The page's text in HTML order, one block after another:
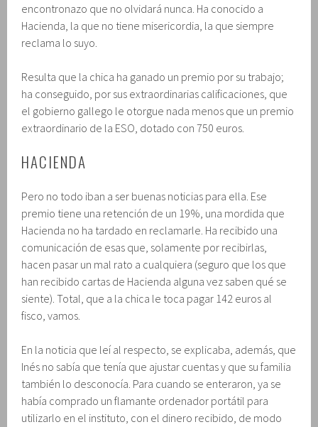
encontronazo que no olvidará nunca. Ha conocido a
Hacienda, la que no tiene misericordia, la que siempre
reclama lo suyo.
Resulta que la chica ha ganado un premio por su trabajo;
ha conseguido, por sus extraordinarias calificaciones, que
el gobierno gallego le otorgue nada menos que un premio
extraordinario de la ESO, dotado con 750 euros.
HACIENDA
Pero no todo iban a ser buenas noticias para ella. Ese
premio tiene una retención de un 19%, una mordida que
Hacienda no ha tardado en reclamarle. Ha recibido una
comunicación de esas que, solamente por recibirlas,
hacen pasar un mal rato a cualquiera (seguro que los que
han recibido cartas de Hacienda alguna vez saben qué se
siente). Total, que a la chica le toca pagar 142 euros al
fisco, vamos.
En la noticia que leí al respecto, se explicaba, además, que
Inés no sabía que tenía que ajustar cuentas y que su familia
también lo desconocía. Para cuando se enteraron, ya se
había comprado un flamante ordenador portátil para
utilizarlo en el instituto, con el dinero recibido, de modo